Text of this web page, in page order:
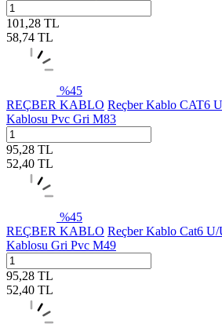
101,28 TL
58,74 TL
%45
REÇBER KABLO Reçber Kablo CAT6
Kablosu Pvc Gri M83
95,28 TL
52,40 TL
%45
REÇBER KABLO Reçber Kablo Cat6
Kablosu Gri Pvc M49
95,28 TL
52,40 TL